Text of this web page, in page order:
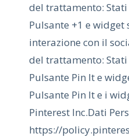
del trattamento:
Pulsante +1 e
interazione con il
del trattamento:
Pulsante Pin It e
Pulsante Pin It e i
Pinterest Inc.Dati
https://